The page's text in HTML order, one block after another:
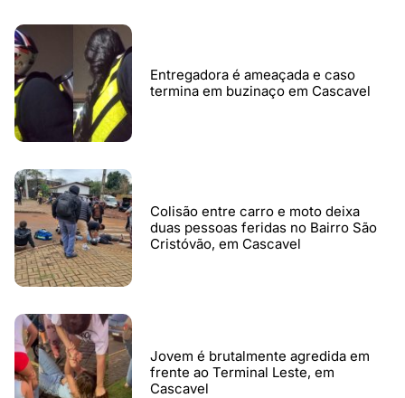
Entregadora é ameaçada e caso
termina em buzinaço em Cascavel
Colisão entre carro e moto deixa
duas pessoas feridas no Bairro São
Cristóvão, em Cascavel
Jovem é brutalmente agredida em
frente ao Terminal Leste, em
Cascavel